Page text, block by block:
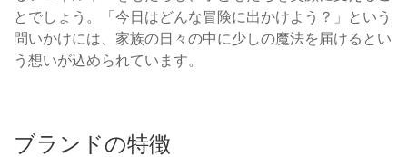
とでしょう。「今日はどんな冒険に出かけよう？」という
問いかけには、家族の日々の中に少しの魔法を届けるとい
う想いが込められています。
ブランドの特徴